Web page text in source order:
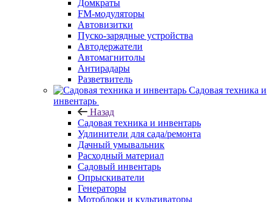
Домкраты
FM-модуляторы
Автовизитки
Пуско-зарядные устройства
Автодержатели
Автомагнитолы
Антирадары
Разветвитель
Садовая техника и
инвентарь
Назад
Садовая техника и инвентарь
Удлинители для сада/ремонта
Дачный умывальник
Расходный материал
Садовый инвентарь
Опрыскиватели
Генераторы
Мотоблоки и культиваторы